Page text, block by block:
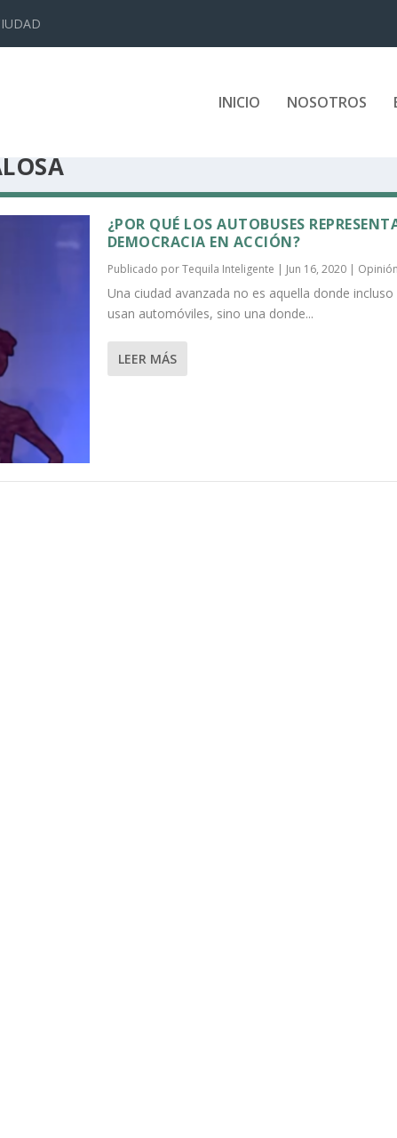
INICIO NOSOTROS
¿POR QUÉ LOS AUTOBUSES
DEMOCRACIA EN ACCIÓN?
Publicado porTequila Inteligente | Jun 16, 2020| Opinión
Una ciudad avanzada no es aquella donde
usan automóviles, sino una donde...
LEER MÁS